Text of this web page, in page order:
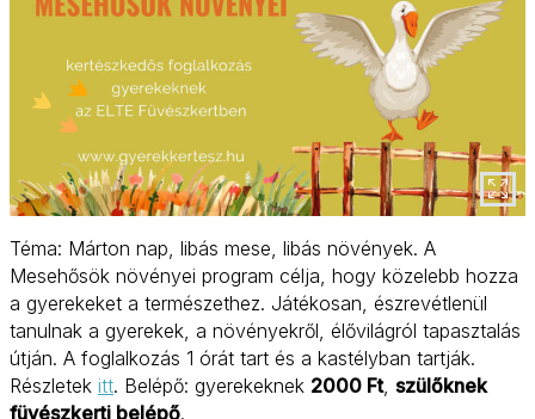
Téma: Márton nap, libás mese, libás növények. A
Mesehősök növényei program célja, hogy közelebb hozza
a gyerekeket a természethez. Játékosan, észrevétlenül
tanulnak a gyerekek, a növényekről, élővilágról tapasztalás
útján. A foglalkozás 1 órát tart és a kastélyban tartják.
Részletek itt. Belépő: gyerekeknek 2000 Ft, szülőknek
füvészkerti belépő.